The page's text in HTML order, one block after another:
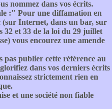
nommez dans vos écrits.
:" Pour une diffamation en
Internet, dans un bar, sur
32 et 33 de la loi du 29 juillet
vous encourez une amende
pas publier cette référence au
dans vos derniers écrits
strictement rien en
et une société non fiable